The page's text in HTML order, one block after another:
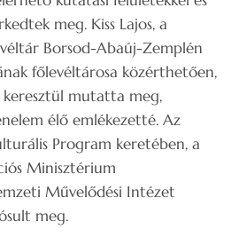
meg. Kiss Lajos, a
Borsod-Abaúj-Zemplén
főlevéltárosa közérthetően,
mutatta meg,
élő emlékezetté. Az
Program keretében, a
Minisztérium
Művelődési Intézet
meg.